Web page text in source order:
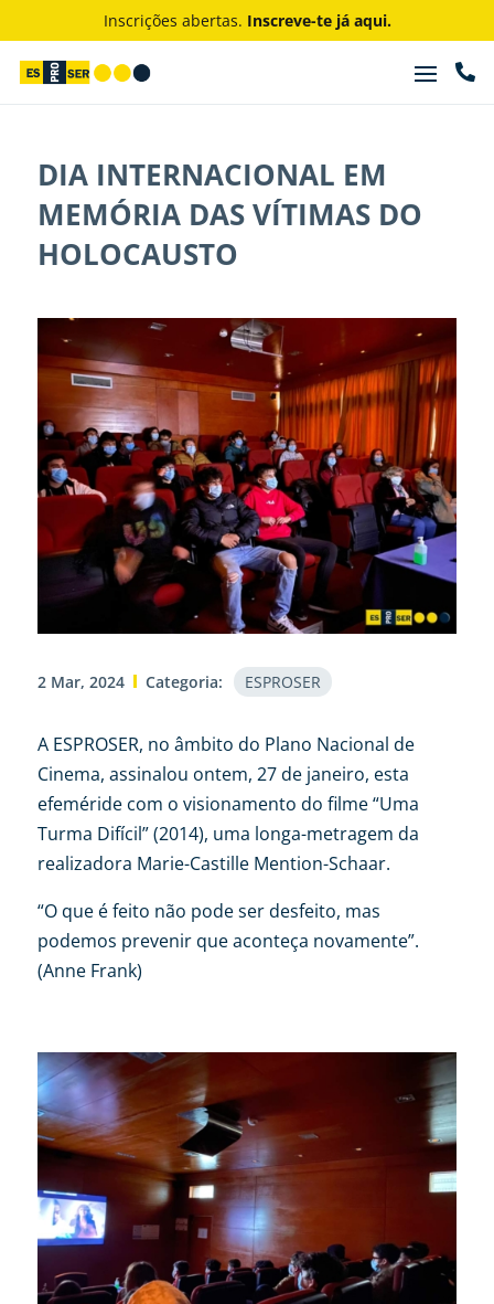
Inscrições abertas. Inscreve-te já aqui.

DIA INTERNACIONAL EM
MEMÓRIA DAS VÍTIMAS DO
HOLOCAUSTO
2 Mar, 2024 Categoria: ESPROSER
A ESPROSER, no âmbito do Plano Nacional de
Cinema, assinalou ontem, 27 de janeiro, esta
efeméride com o visionamento do filme “Uma
Turma Difícil” (2014), uma longa-metragem da
realizadora Marie-Castille Mention-Schaar.
“O que é feito não pode ser desfeito, mas
podemos prevenir que aconteça novamente”.
(Anne Frank)